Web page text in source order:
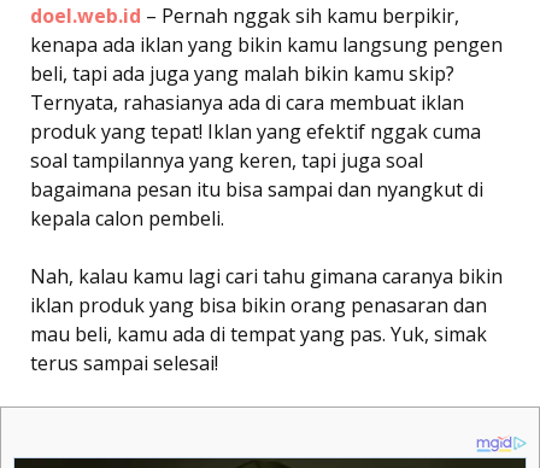
doel.web.id – Pernah nggak sih kamu berpikir,
kenapa ada iklan yang bikin kamu langsung pengen
beli, tapi ada juga yang malah bikin kamu skip?
Ternyata, rahasianya ada di cara membuat iklan
produk yang tepat! Iklan yang efektif nggak cuma
soal tampilannya yang keren, tapi juga soal
bagaimana pesan itu bisa sampai dan nyangkut di
kepala calon pembeli.
Nah, kalau kamu lagi cari tahu gimana caranya bikin
iklan produk yang bisa bikin orang penasaran dan
mau beli, kamu ada di tempat yang pas. Yuk, simak
terus sampai selesai!